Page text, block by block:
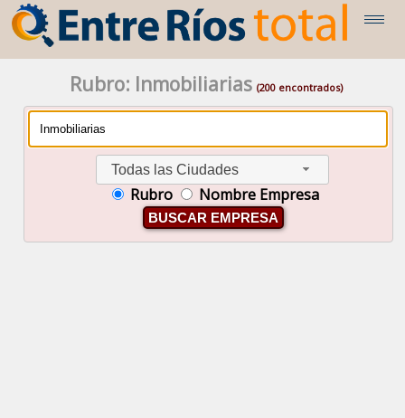
Rubro: Inmobiliarias(200 encontrados)
Todas las Ciudades
Rubro Nombre Empresa
BUSCAR EMPRESA